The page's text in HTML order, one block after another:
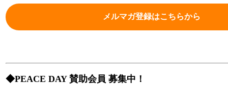
メルマガ登録はこちらから
◆PEACE DAY 賛助会員 募集中！